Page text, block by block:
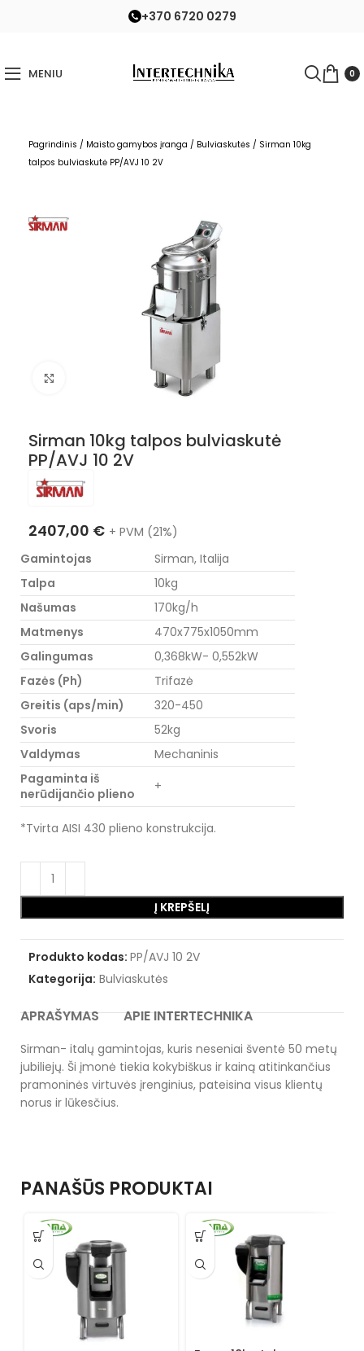
+370 6720 0279
MENIU 0
Pagrindinis / Maisto gamybos įranga / Bulviaskutės / Sirman 10kg
talpos bulviaskutė PP/AVJ 10 2V
Nuotraukos padidinimas
Sirman 10kg talpos bulviaskutė
PP/AVJ 10 2V
2407,00 € + PVM (21%)
Gamintojas
Sirman, Italija
Talpa
10kg
Našumas
170kg/h
Matmenys
470x775x1050mm
Galingumas
0,368kW- 0,552kW
Fazės (Ph)
Trifazė
Greitis (aps/min)
320-450
Svoris
52kg
Valdymas
Mechaninis
Pagaminta iš
nerūdijančio plieno
+
*Tvirta AISI 430 plieno konstrukcija.
Į KREPŠELĮ
Produkto kodas: PP/AVJ 10 2V
Kategorija: Bulviaskutės
APRAŠYMAS APIE INTERTECHNIKA
Sirman- italų gamintojas, kuris neseniai šventė 50 metų
jubiliejų. Ši įmonė tiekia kokybiškus ir kainą atitinkančius
pramoninės virtuvės įrenginius, pateisina visus klientų
norus ir lūkesčius.
PANAŠŪS PRODUKTAI